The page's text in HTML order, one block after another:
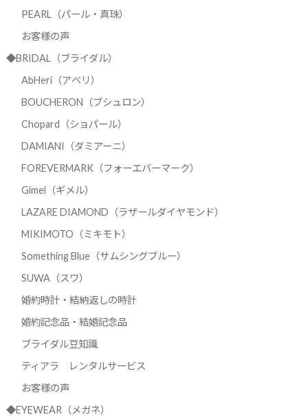
PEARL（パール・真珠）
お客様の声
◆BRIDAL（ブライダル）
AbHeri（アベリ）
BOUCHERON（ブシュロン）
Chopard（ショパール）
DAMIANI（ダミアーニ）
FOREVERMARK（フォーエバーマーク）
Gimel（ギメル）
LAZARE DIAMOND（ラザールダイヤモンド）
MIKIMOTO（ミキモト）
Something Blue（サムシングブルー）
SUWA（スワ）
婚約時計・結納返しの時計
婚約記念品・結婚記念品
ブライダル豆知識
ティアラ レンタルサービス
お客様の声
◆EYEWEAR（メガネ）